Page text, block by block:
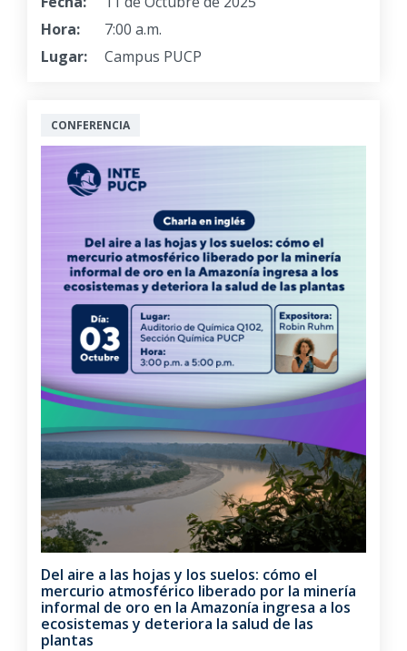
Hora:
7:00 a.m.
Lugar:
Campus PUCP
CONFERENCIA
Del aire a las hojas y los suelos: cómo el
mercurio atmosférico liberado por la minería
informal de oro en la Amazonía ingresa a los
ecosistemas y deteriora la salud de las
plantas